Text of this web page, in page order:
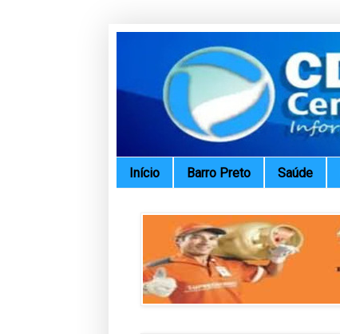
Início Barro Preto Saúde